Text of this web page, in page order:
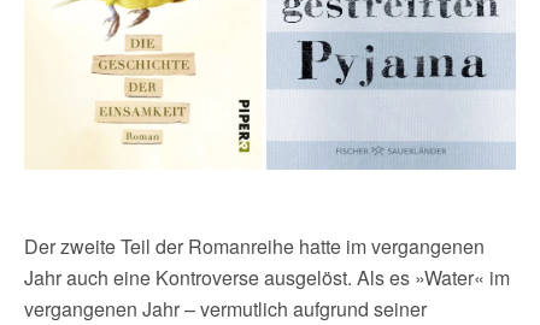
Der zweite Teil der Romanreihe hatte im vergangenen
Jahr auch eine Kontroverse ausgelöst. Als es »Water« im
vergangenen Jahr – vermutlich aufgrund seiner